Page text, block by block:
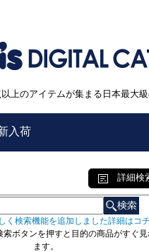
以上のアイテムが集まる日本最大
入荷
詳細検
く検索機能を追加しました詳細はコ
索ボタンを押すと目的の商品がすぐ
ます。